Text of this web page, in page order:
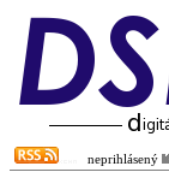
neprihlásený